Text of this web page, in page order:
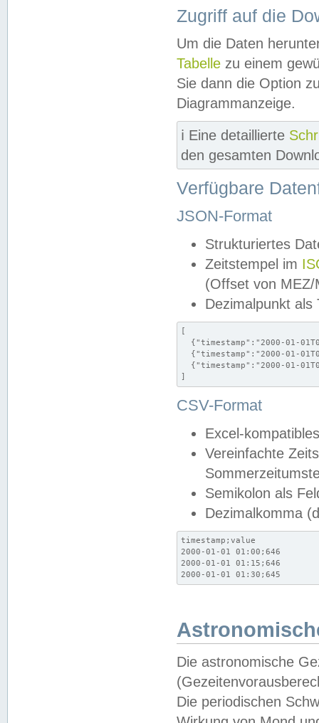
Zugriff auf die
Um die Daten
Tabelle zu einem
Sie dann die Option
Diagrammanzeige.
ℹ️ Eine detaillierte
den gesamten
Verfügbare
JSON-Format
Strukturiertes
Zeitstempel im
(Offset von MEZ/
Dezimalpunkt als
[
{"timestamp":"2000-01-
{"timestamp":"2000-01-
{"timestamp":"2000-01-
]
CSV-Format
Excel-
Vereinfachte
Semikolon als
Dezimalkomma
timestamp;value
2000-01-01 01:00;646
2000-01-01 01:15;646
2000-01-01 01:30;645
Die astronomische
Die periodischen